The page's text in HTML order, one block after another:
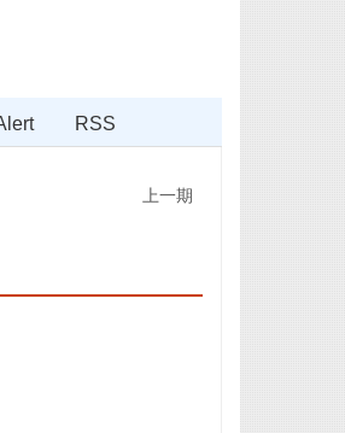
理》“人工智能技术在应
中的创新应用”专题征稿
RSS
上一期